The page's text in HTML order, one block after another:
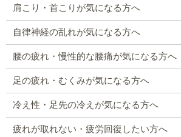
肩こり・首こりが気になる方へ
自律神経の乱れが気になる方へ
腰の疲れ・慢性的な腰痛が気になる方へ
足の疲れ・むくみが気になる方へ
冷え性・足先の冷えが気になる方へ
疲れが取れない・疲労回復したい方へ